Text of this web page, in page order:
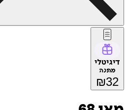
דיגיטלי
מתנה
₪32